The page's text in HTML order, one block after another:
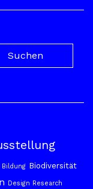
Bildung Biodiversität
Design Research